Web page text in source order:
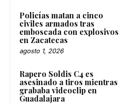
Policías matan a cinco
civiles armados tras
emboscada con explosivos
en Zacatecas
agosto 1, 2026
Rapero Soldis C4 es
asesinado a tiros mientras
grababa videoclip en
Guadalajara